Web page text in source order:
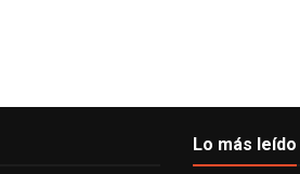
Lo más leído